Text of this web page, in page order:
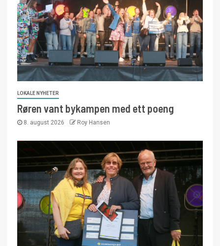
LOKALE NYHETER
Røren vant bykampen med ett poeng
8. august 2026 Roy Hansen